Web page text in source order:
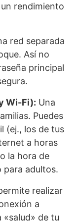
rendimiento
red separada
Así no
principal
Wi-Fi): Una
Puedes
(ej., los de tus
a horas
la hora de
adultos.
realizar
a
de tu